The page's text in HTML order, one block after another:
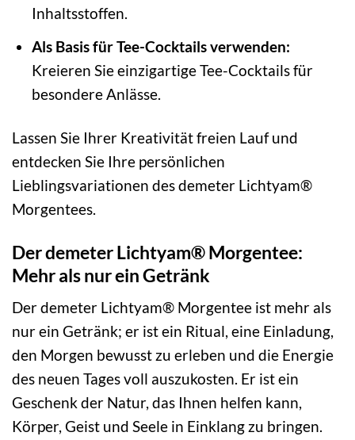
Inhaltsstoffen.
Als Basis für Tee-Cocktails verwenden:
Kreieren Sie einzigartige Tee-Cocktails für
besondere Anlässe.
Lassen Sie Ihrer Kreativität freien Lauf und
entdecken Sie Ihre persönlichen
Lieblingsvariationen des demeter Lichtyam®
Morgentees.
Der demeter Lichtyam® Morgentee:
Mehr als nur ein Getränk
Der demeter Lichtyam® Morgentee ist mehr als
nur ein Getränk; er ist ein Ritual, eine Einladung,
den Morgen bewusst zu erleben und die Energie
des neuen Tages voll auszukosten. Er ist ein
Geschenk der Natur, das Ihnen helfen kann,
Körper, Geist und Seele in Einklang zu bringen.